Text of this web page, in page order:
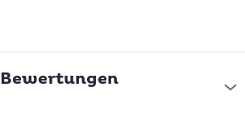
Bewertungen